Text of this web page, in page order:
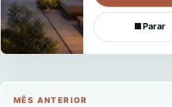
■Parar
MÊS ANTERIOR